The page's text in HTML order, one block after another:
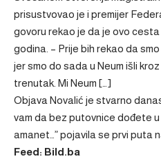
prisustvovao je i premijer
govoru rekao je da je ovo
godina. – Prije bih rekao da
jer smo do sada u Neum išli
trenutak. Mi Neum […]
Objava Novalić je stvarno
vam da bez putovnice dođete
amanet…”pojavila se prvi puta
Feed: Bild.ba